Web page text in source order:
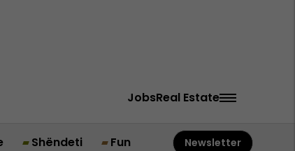
JobsReal Estate
Shëndeti Fun Newsletter